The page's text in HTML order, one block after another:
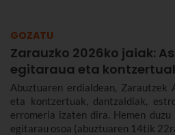
GOZATU
Zarauzko 2026ko jaiak:
egitaraua eta
Abuztuaren erdialdean, Zarautzek
eta kontzertuak, dantzaldiak,
erromeria izaten dira. Hemen
egitarau osoa (abuztuaren 14tik